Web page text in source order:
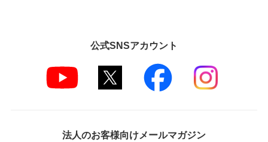
公式SNSアカウント
法人のお客様向けメールマガジン